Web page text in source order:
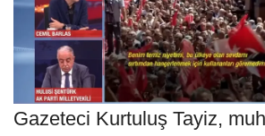
Gazeteci Kurtuluş Tayiz,